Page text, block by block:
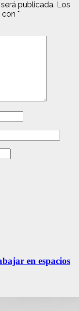
publicada. Los
con *
en espacios